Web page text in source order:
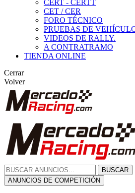
CERT - CERTT
CET / CER
FORO TÉCNICO
PRUEBAS DE
VIDEOS DE RALLY.
A CONTRATRAMO
TIENDA ONLINE
Cerrar
Volver
BUSCAR
ANUNCIOS DE COMPETICIÓN